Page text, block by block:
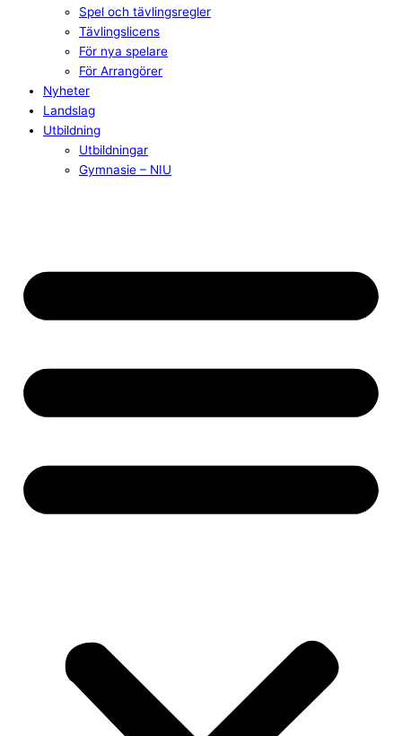
Spel och tävlingsregler
Tävlingslicens
För nya spelare
För Arrangörer
Nyheter
Landslag
Utbildning
Utbildningar
Gymnasie – NIU